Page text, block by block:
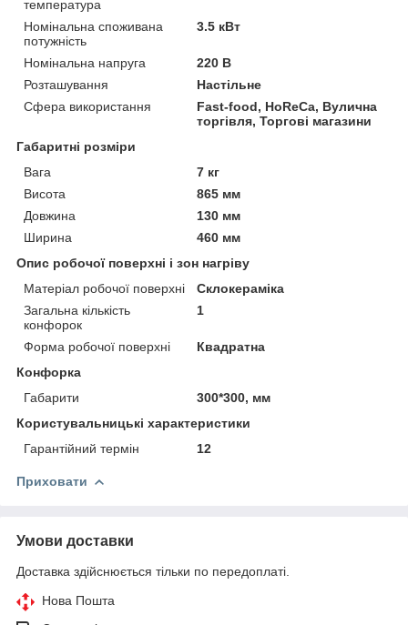
температура
Номінальна споживана
потужність
3.5 кВт
Номінальна напруга
220 В
Розташування
Настільне
Сфера використання
Fast-food, HoReCa, Вулична
торгівля, Торгові магазини
Габаритні розміри
Вага
7 кг
Висота
865 мм
Довжина
130 мм
Ширина
460 мм
Опис робочої поверхні і зон нагріву
Матеріал робочої поверхні
Склокераміка
Загальна кількість
конфорок
1
Форма робочої поверхні
Квадратна
Конфорка
Габарити
300*300, мм
Користувальницькі характеристики
Гарантійний термін
12
Приховати
Умови доставки
Доставка здійснюється тільки по передоплаті.
Нова Пошта